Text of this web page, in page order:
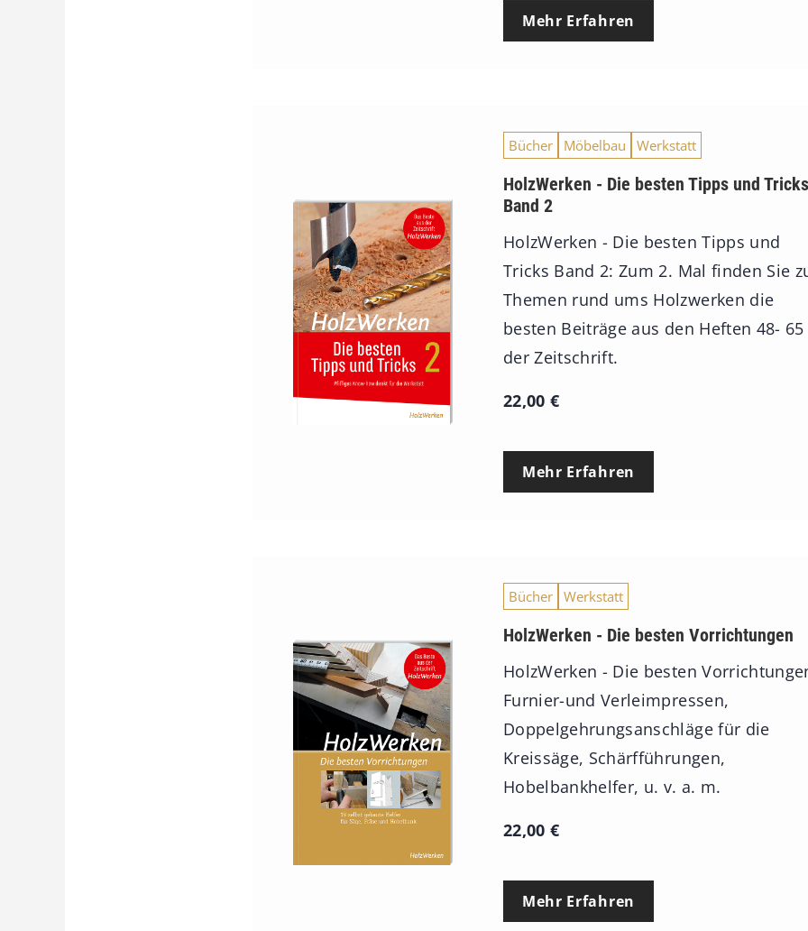
Mehr Erfahren
Bücher Möbelbau Werkstatt
HolzWerken - Die besten Tipps und Tricks
Band 2
HolzWerken - Die besten Tipps und
Tricks Band 2: Zum 2. Mal finden Sie
Themen rund ums Holzwerken die
besten Beiträge aus den Heften 48- 65
der Zeitschrift.
22,00 €
Mehr Erfahren
Bücher Werkstatt
HolzWerken - Die besten Vorrichtungen
HolzWerken - Die besten
Furnier-und Verleimpressen,
Doppelgehrungsanschläge für die
Kreissäge, Schärfführungen,
Hobelbankhelfer, u. v. a. m.
22,00 €
Mehr Erfahren